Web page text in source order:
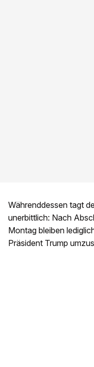
Währenddessen tagt
unerbittlich: Nach
Montag bleiben
Präsident Trump